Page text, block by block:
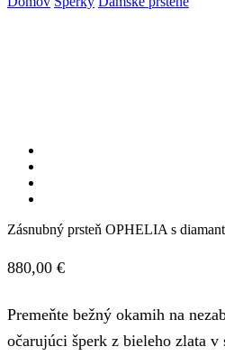
Zásnubný prsteň OPHELIA s
880,00 €
Premeňte bežný okamih na
očarujúci šperk z bieleho zlata v